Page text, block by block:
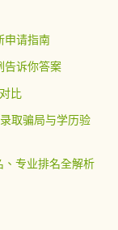
申请指南
告诉你答案
比
取骗局与学历验
专业排名全解析